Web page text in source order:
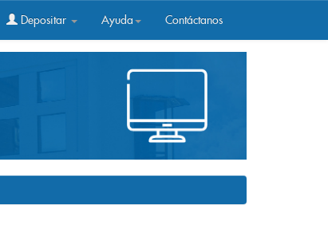
Depositar Ayuda Contáctanos